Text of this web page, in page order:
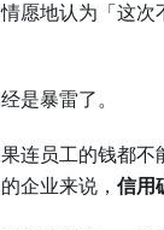
愿地认为「这
是暴雷了。
连员工的钱都不
企业来说， 信用